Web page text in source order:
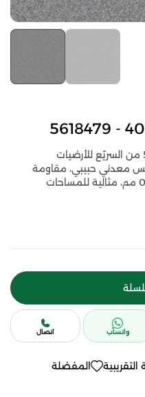
أرضيات فينيل كلاسيك 40 - 5618479 من السريّع للأرضيات
معدني حبيبي، مقاومة
للخدوش والرطوبة بطبقة حماية 0.40 مم، مثالية للمساحات
واتساب اتصال
التقريبية
المفضلة